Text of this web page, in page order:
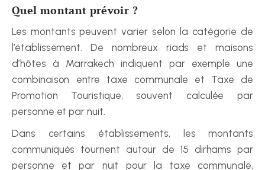
Quel montant prévoir ?
Les montants peuvent varier selon la catégorie de
l’établissement. De nombreux riads et maisons
d’hôtes à Marrakech indiquent par exemple une
combinaison entre taxe communale et Taxe de
Promotion Touristique, souvent calculée par
personne et par nuit.
Dans certains établissements, les montants
communiqués tournent autour de 15 dirhams par
personne et par nuit pour la taxe communale,